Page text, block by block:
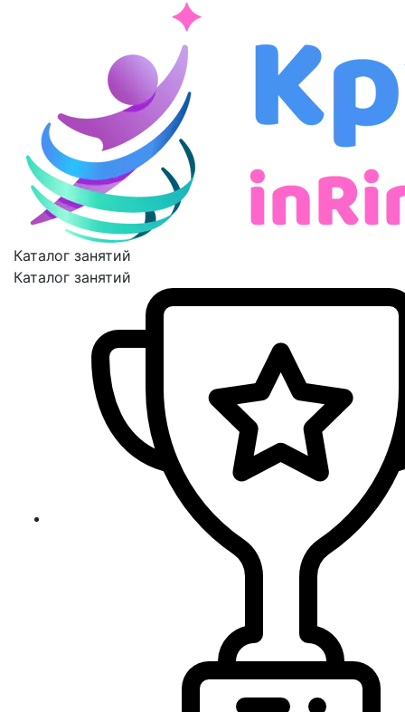
Каталог занятий
Каталог занятий